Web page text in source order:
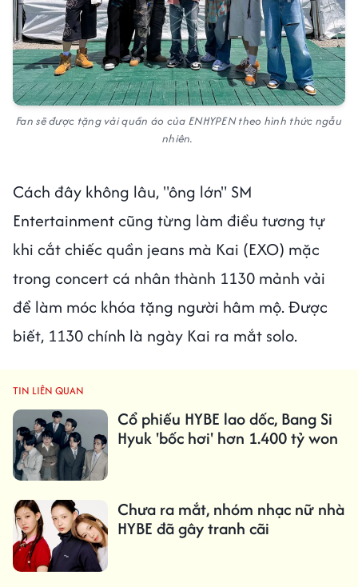
Fan sẽ được tặng vải quần áo của ENHYPEN theo hình thức ngẫu
nhiên.
Cách đây không lâu, "ông lớn" SM
Entertainment cũng từng làm điều tương tự
khi cắt chiếc quần jeans mà Kai (EXO) mặc
trong concert cá nhân thành 1130 mảnh vải
để làm móc khóa tặng người hâm mộ. Được
biết, 1130 chính là ngày Kai ra mắt solo.
TIN LIÊN QUAN
Cổ phiếu HYBE lao dốc, Bang Si
Hyuk 'bốc hơi' hơn 1.400 tỷ won
Chưa ra mắt, nhóm nhạc nữ nhà
HYBE đã gây tranh cãi